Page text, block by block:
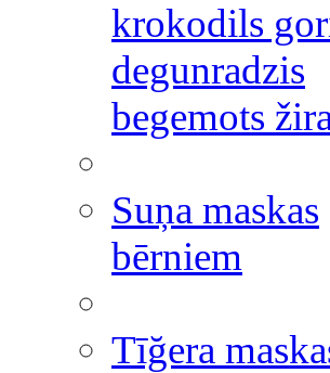
krokodils
degunradzis
begemots
Suņa maskas
bērniem
Tīğera